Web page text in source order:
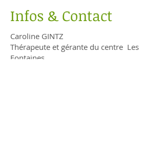
Infos & Contact
Caroline GINTZ
Thérapeute et gérante du centre Les
Fontaines